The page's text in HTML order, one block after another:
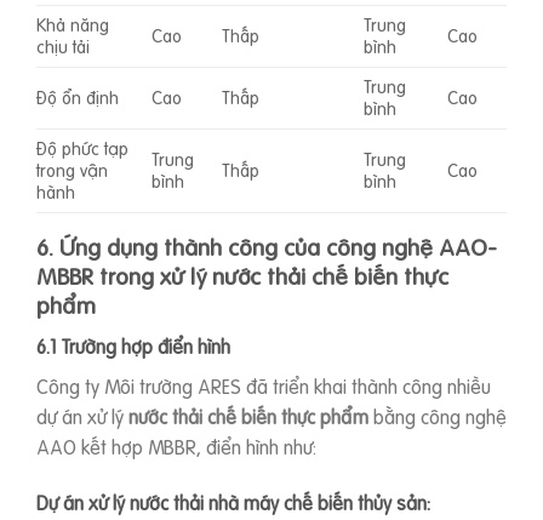
Khả năng
chịu tải
Cao Thấp
Trung
bình
Cao
Độ ổn định Cao Thấp
Trung
bình
Cao
Độ phức tạp
trong vận
hành
Trung
bình
Thấp
Trung
bình
Cao
6. Ứng dụng thành công của công nghệ AAO-
MBBR trong xử lý nước thải chế biến thực
phẩm
6.1 Trường hợp điển hình
Công ty Môi trường ARES đã triển khai thành công nhiều
dự án xử lýnước thải chế biến thực phẩmbằng công nghệ
AAO kết hợp MBBR, điển hình như:
Dự án xử lý nước thải nhà máy chế biến thủy sản: